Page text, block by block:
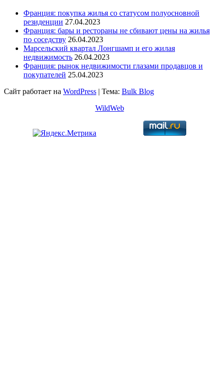
Франция: покупка жилья со статусом полуосновной
резиденции 27.04.2023
Франция: бары и рестораны не сбивают цены на жилья
по соседству 26.04.2023
Марсельский квартал Лонгшамп и его жилая
недвижимость 26.04.2023
Франция: рынок недвижимости глазами продавцов и
покупателей 25.04.2023
Сайт работает на WordPress | Тема: Bulk Blog
WildWeb